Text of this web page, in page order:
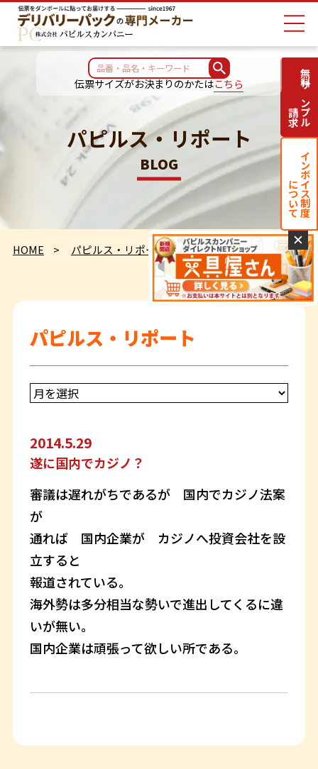
伝票サイズがお決まりのかたはこちら
パピルス・リポート
BLOG
HOME パピルス・リポート 遂に国内でカジノ？
パピルス・リポート
2014.5.29
遂に国内でカジノ？
審議は遅れがちであるが 国内でカジノ法案
が
通れば 国内企業が カジノへ投資会社を設
立すると
報道されている。
海外勢は多分相当な勢いで進出してくるに違
いが無い。
国内企業は頑張って欲しい所である。
無料サンプル
請求
インボイス制度
について
✕